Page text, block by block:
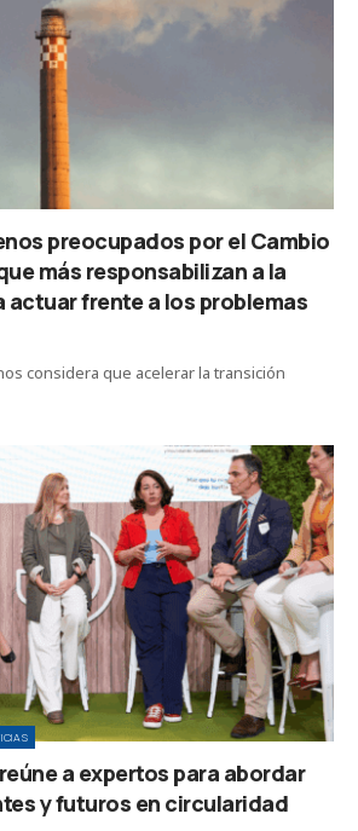
preocupados por el Cambio
más responsabilizan a la
actuar frente a los problemas
considera que acelerar la transición
a expertos para abordar
y futuros en circularidad